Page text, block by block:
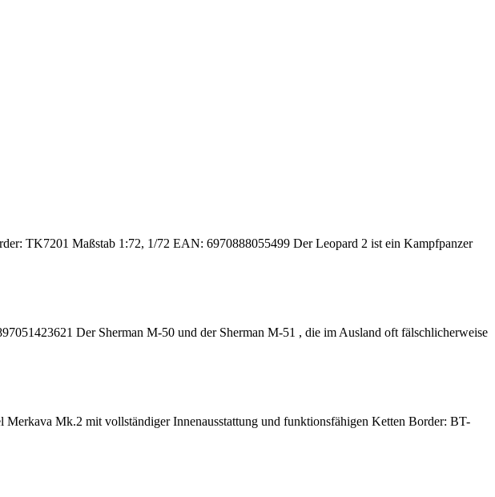
TK7201 Maßstab 1:72, 1/72 EAN: 6970888055499 Der Leopard 2 ist ein Kampfpanzer
Der Sherman M-50 und der Sherman M-51 , die im Ausland oft fälschlicherweise
Merkava Mk.2 mit vollständiger Innenausstattung und funktionsfähigen Ketten Border: BT-